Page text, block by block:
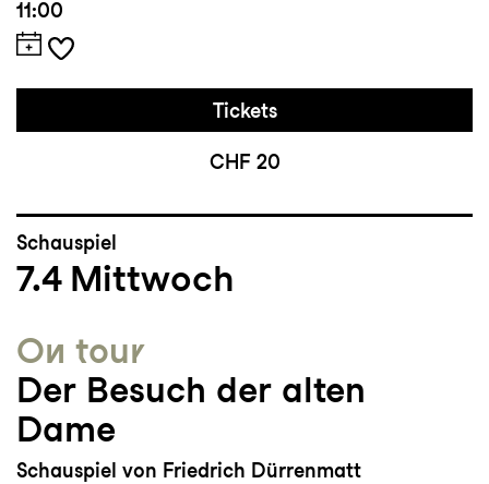
11:00
Tickets
CHF 20
Schauspiel
7.4 Mittwoch
On tour
Der Besuch der alten
Dame
Schauspiel von Friedrich Dürrenmatt